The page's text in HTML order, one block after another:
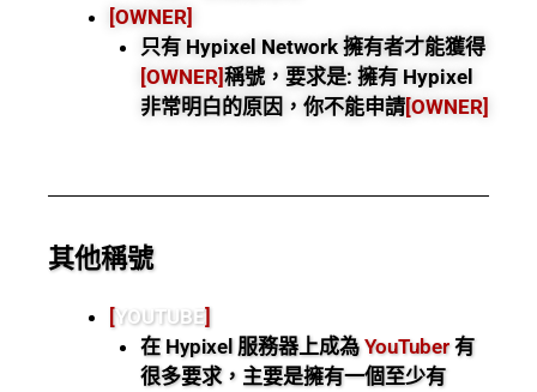
[OWNER]
只有 Hypixel Network 擁有者才能獲得
[OWNER]稱號，要求是: 擁有 Hypixel
非常明白的原因，你不能申請[OWNER]
其他稱號
[ YOUTUBE]
在 Hypixel 服務器上成為YouTuber有
很多要求，主要是擁有一個至少有